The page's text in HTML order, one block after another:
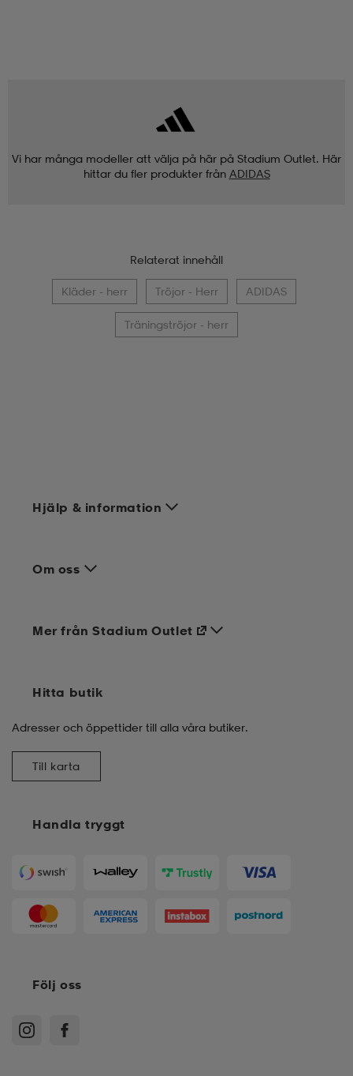
Vi har många modeller att välja på här på Stadium Outlet. Här
hittar du fler produkter från ADIDAS
Relaterat innehåll
Kläder - herr Tröjor - Herr ADIDAS
Träningströjor - herr
Hjälp & information
Om oss
Handla tryggt
Mer från Stadium Outlet
Hitta butik
Adresser och öppettider till alla våra butiker.
Till karta
Följ oss